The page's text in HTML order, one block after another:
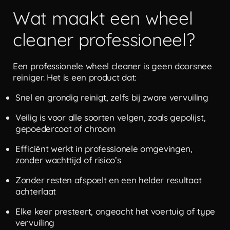
Wat maakt een wheel
cleaner professioneel?
Een professionele wheel cleaner is geen doorsnee
reiniger. Het is een product dat:
Snel en grondig reinigt, zelfs bij zware vervuiling
Veilig is voor alle soorten velgen, zoals gepolijst,
gepoedercoat of chroom
Efficiënt werkt in professionele omgevingen,
zonder wachttijd of risico’s
Zonder resten afspoelt en een helder resultaat
achterlaat
Elke keer presteert, ongeacht het voertuig of type
vervuiling